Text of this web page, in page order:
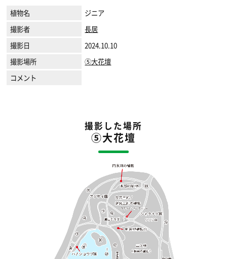
植物名
ジニア
撮影者
長居
撮影日
2024.10.10
撮影場所
⑤大花壇
コメント
撮影した場所
⑤大花壇